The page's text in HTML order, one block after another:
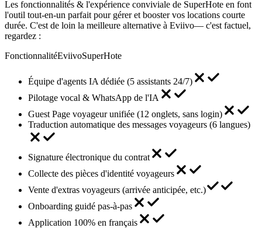
Les fonctionnalités & l'expérience conviviale de SuperHote en font
l'outil tout-en-un parfait pour gérer et booster vos locations courte
durée. C'est de loin la meilleure alternative à Eviivo— c'est factuel,
regardez :
FonctionnalitéEviivoSuperHote
Équipe d'agents IA dédiée (5 assistants 24/7)
Pilotage vocal & WhatsApp de l'IA
Guest Page voyageur unifiée (12 onglets, sans login)
Traduction automatique des messages voyageurs (6 langues)
Signature électronique du contrat
Collecte des pièces d'identité voyageurs
Vente d'extras voyageurs (arrivée anticipée, etc.)
Onboarding guidé pas-à-pas
Application 100% en français